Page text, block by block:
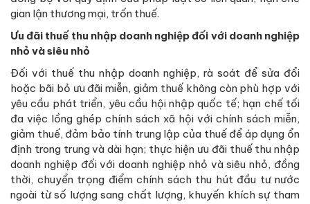
gian lận thương mại, trốn thuế.
Ưu đãi thuế thu nhập doanh nghiệp đối với doanh nghiệp
nhỏ và siêu nhỏ
Đối với thuế thu nhập doanh nghiệp, rà soát để sửa đổi
hoặc bãi bỏ ưu đãi miễn, giảm thuế không còn phù hợp với
yêu cầu phát triển, yêu cầu hội nhập quốc tế; hạn chế tối
đa việc lồng ghép chính sách xã hội với chính sách miễn,
giảm thuế, đảm bảo tính trung lập của thuế để áp dụng ổn
định trong trung và dài hạn; thực hiện ưu đãi thuế thu nhập
doanh nghiệp đối với doanh nghiệp nhỏ và siêu nhỏ, đồng
thời, chuyển trọng điểm chính sách thu hút đầu tư nước
ngoài từ số lượng sang chất lượng, khuyến khích sự tham